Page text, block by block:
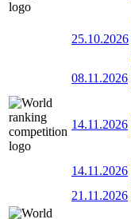
25.10.2026
08.11.2026
14.11.2026
14.11.2026
21.11.2026